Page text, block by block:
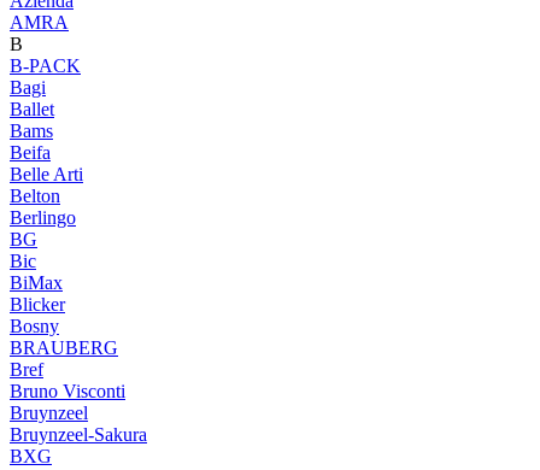
AМRA
B
B-PACK
Bagi
Ballet
Bams
Beifa
Belle Arti
Belton
Berlingo
BG
Bic
BiMax
Blicker
Bosny
BRAUBERG
Bref
Bruno Visconti
Bruynzeel
Bruynzeel-Sakura
BXG